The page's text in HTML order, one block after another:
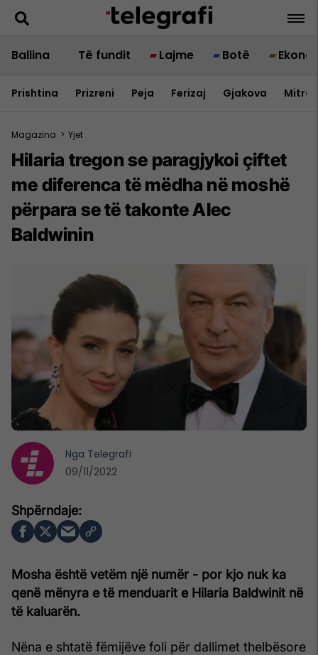
Ballina Të fundit Lajme Botë
Prishtina Prizreni Peja Ferizaj Gjakova
Magazina > Yjet
Hilaria tregon se paragjykoi çiftet
me diferenca të mëdha në moshë
përpara se të takonte Alec
Baldwinin
Mosha është vetëm një numër - por kjo nuk ka
qenë mënyra e të menduarit e Hilaria Baldwinit në
të kaluarën.
Nëna e shtatë fëmijëve foli për dallimet thelbësore
Nga Telegrafi
09/11/2022